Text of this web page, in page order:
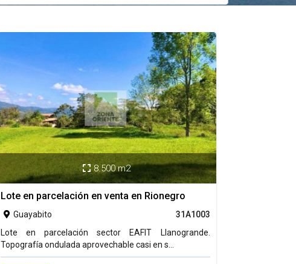
 8.500 m2
Lote en parcelación en venta en Rionegro
 Guayabito
31A1003
Lote en parcelación sector EAFIT Llanogrande.
Topografía ondulada aprovechable casi en s...